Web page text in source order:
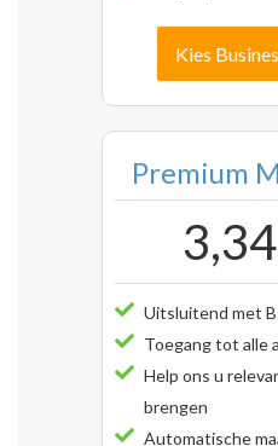
Kies
Premium
3,34
Uitsluitend met
Toegang tot alle
Help ons u
brengen
Automatische